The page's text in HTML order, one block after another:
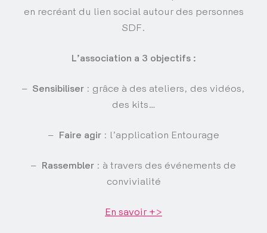
en recréant du lien social autour des personnes
SDF.
L’association a 3 objectifs :
– Sensibiliser​ : grâce à des ateliers, des vidéos,
des kits…
– Faire agir​ : l’application Entourage
– Rassembler​ : à travers des événements de
convivialité
En savoir +>